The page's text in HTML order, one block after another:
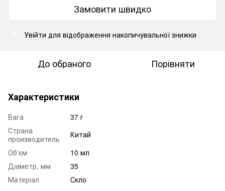
Замовити швидко
Увійти для відображення накопичувальної знижки
До обраного Порівняти
Характеристики
Вага
37 г
Страна
производитель
Китай
Об'єм
10 мл
Діаметр, мм
35
Матеріал
Скло